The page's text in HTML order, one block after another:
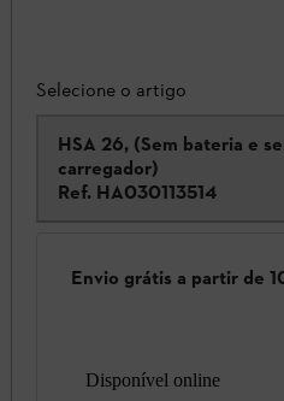
Selecione o artigo
HSA 26, (Sem bateria e
carregador)
Ref. HA030113514
Envio grátis a partir de
Disponível online